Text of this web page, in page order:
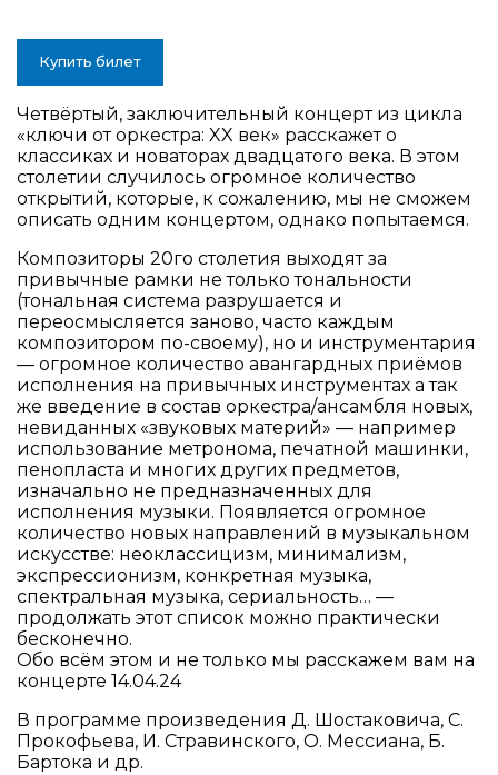
Купить билет
Четвёртый, заключительный концерт из цикла
«ключи от оркестра: XX век» расскажет о
классиках и новаторах двадцатого века. В этом
столетии случилось огромное количество
открытий, которые, к сожалению, мы не сможем
описать одним концертом, однако попытаемся.
Композиторы 20го столетия выходят за
привычные рамки не только тональности
(тональная система разрушается и
переосмысляется заново, часто каждым
композитором по-своему), но и инструментария
— огромное количество авангардных приëмов
исполнения на привычных инструментах а так
же введение в состав оркестра/ансамбля новых,
невиданных «звуковых материй» — например
использование метронома, печатной машинки,
пенопласта и многих других предметов,
изначально не предназначенных для
исполнения музыки. Появляется огромное
количество новых направлений в музыкальном
искусстве: неоклассицизм, минимализм,
экспрессионизм, конкретная музыка,
спектральная музыка, сериальность… —
продолжать этот список можно практически
бесконечно.
Обо всём этом и не только мы расскажем вам на
концерте 14.04.24
В программе произведения Д. Шостаковича, С.
Прокофьева, И. Стравинского, О. Мессиана, Б.
Бартока и др.